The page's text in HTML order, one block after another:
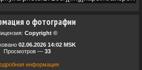
о фотографии
Copyright ©
02.06.2026 14:02 MSK
Просмотров — 33
информация